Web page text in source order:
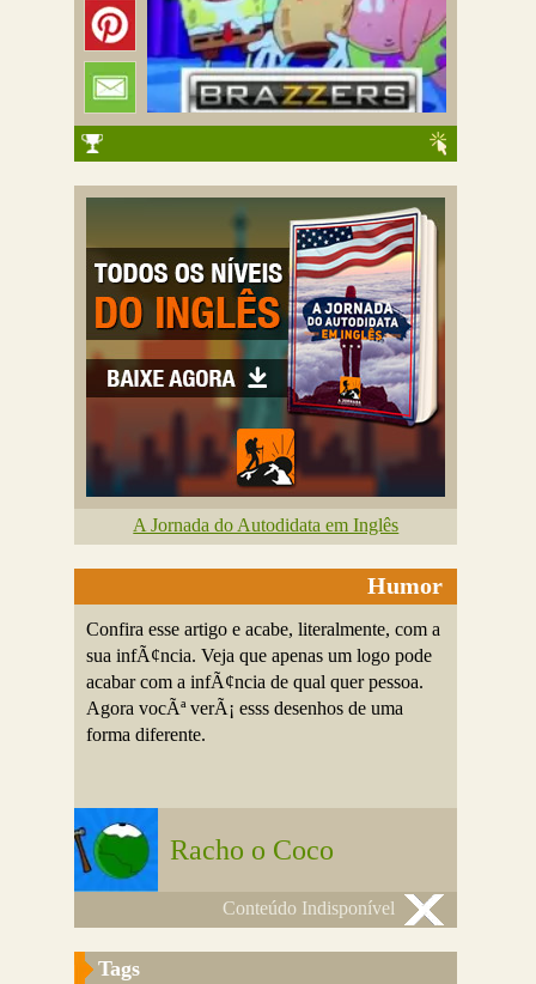
A Jornada do Autodidata em Inglês
Humor
Confira esse artigo e acabe, literalmente, com a
sua infÃ¢ncia. Veja que apenas um logo pode
acabar com a infÃ¢ncia de qual quer pessoa.
Agora vocÃª verÃ¡ esss desenhos de uma
forma diferente.
Racho o Coco
Conteúdo Indisponível
Tags